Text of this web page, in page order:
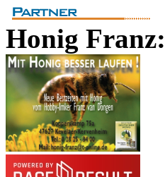
Honig Franz: